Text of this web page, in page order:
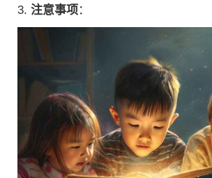
3. 注意事项：